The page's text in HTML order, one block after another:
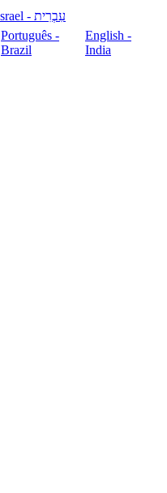
עִבְרִית - Israel
Português -
Brazil
English -
India